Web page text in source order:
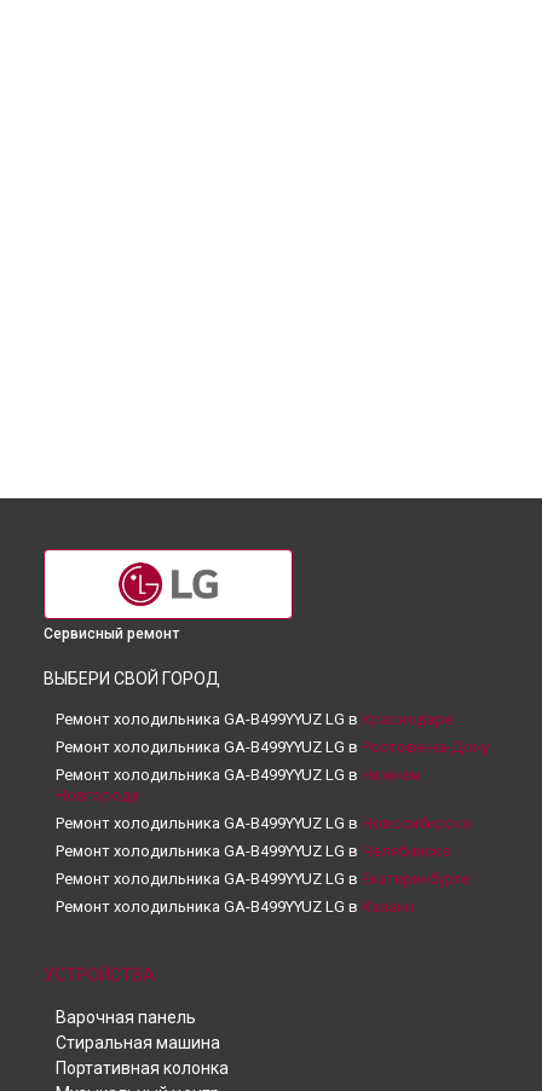
Сервисный ремонт
ВЫБЕРИ СВОЙ ГОРОД
Ремонт холодильника GA-B499YYUZ LG в Краснодаре
Ремонт холодильника GA-B499YYUZ LG в Ростове-на-Дону
Ремонт холодильника GA-B499YYUZ LG в Нижнем
Новгороде
Ремонт холодильника GA-B499YYUZ LG в Новосибирске
Ремонт холодильника GA-B499YYUZ LG в Челябинске
Ремонт холодильника GA-B499YYUZ LG в Екатеринбурге
Ремонт холодильника GA-B499YYUZ LG в Казани
Ремонт холодильника GA-B499YYUZ LG в
Ремонт холодильника GA-B499YYUZ LG в
Ремонт холодильника GA-B499YYUZ LG в
Ремонт холодильника GA-B499YYUZ LG в
УСТРОЙСТВА
Варочная панель
Стиральная машина
Портативная колонка